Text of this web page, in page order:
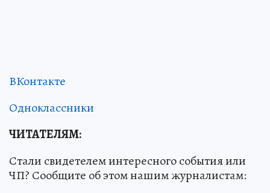
ВКонтакте
Одноклассники
ЧИТАТЕЛЯМ:
Стали свидетелем интересного события или
ЧП? Сообщите об этом нашим журналистам: